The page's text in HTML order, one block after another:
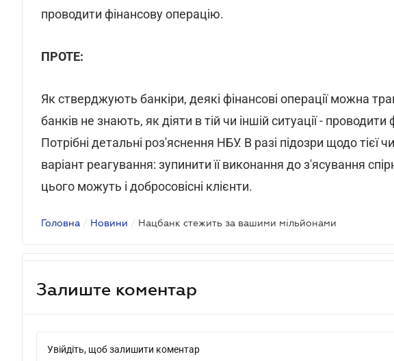
проводити фінансову операцію.
ПРОТЕ:
Як стверджують банкіри, деякі фінансові операції можна
банків не знають, як діяти в тій чи іншій ситуації -
Потрібні детальні роз'яснення НБУ. В разі підозри щодо тієї
варіант реагування: зупинити її виконання до з'ясування
цього можуть і добросовісні клієнти.
Головна / Новини / Нацбанк стежить за вашими мільйонами
Залиште коментар
Увійдіть, щоб залишити коментар